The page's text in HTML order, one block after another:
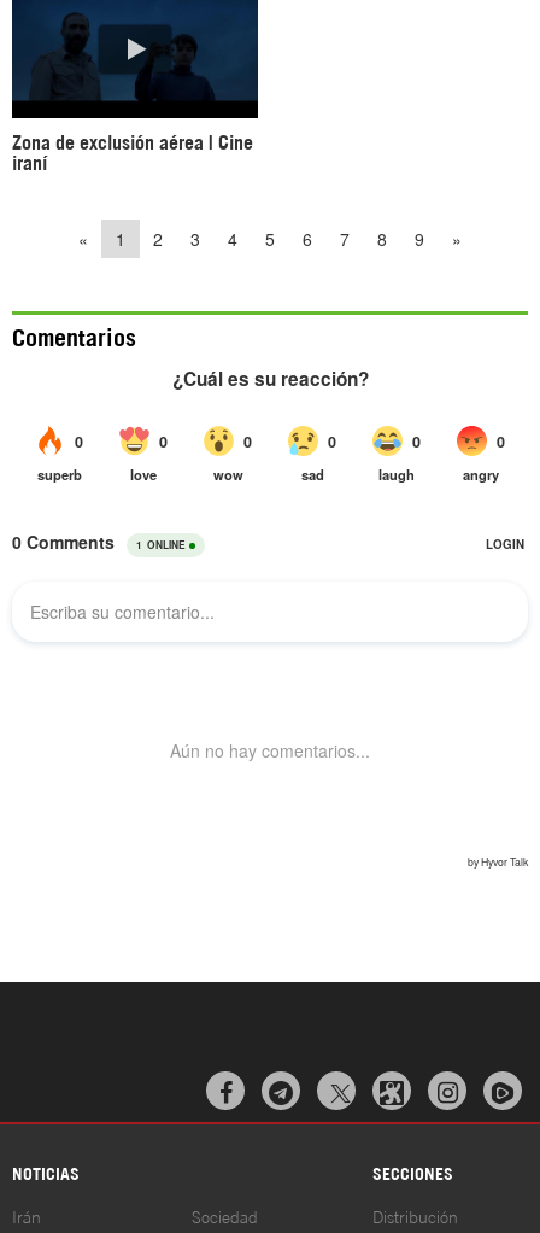
Zona de exclusión aérea | Cine
iraní
« 1 2 3 4 5 6 7 8 9 »
Comentarios
  
NOTICIAS SECCIONES
Irán Sociedad Distribución